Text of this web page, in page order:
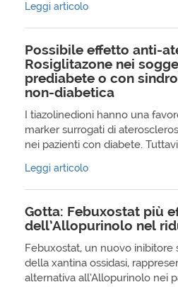
Leggi articolo
Possibile effetto anti-
Rosiglitazone nei
prediabete o con
non-diabetica
I tiazolinedioni hanno una
marker surrogati di
nei pazienti con diabete.
Leggi articolo
Gotta: Febuxostat più
dell’Allopurinolo nel
Febuxostat, un nuovo
della xantina ossidasi,
alternativa all’Allopurinolo nei